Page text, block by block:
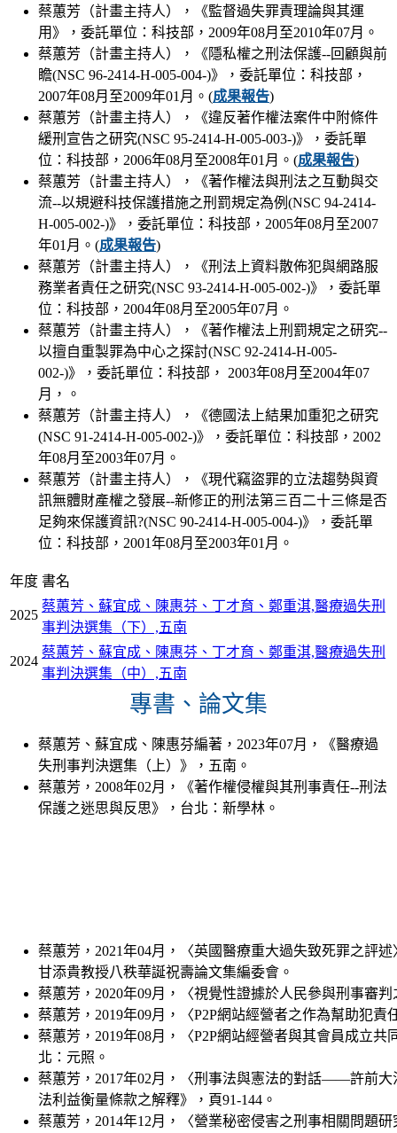
蔡蕙芳（計畫主持人），《監督過失罪責理論與其運
用》，委託單位：科技部，2009年08月至2010年07月。
蔡蕙芳（計畫主持人），《隱私權之刑法保護--回顧與前
瞻(NSC 96-2414-H-005-004-)》，委託單位：科技部，
2007年08月至2009年01月。(成果報告)
蔡蕙芳（計畫主持人），《違反著作權法案件中附條件
緩刑宣告之研究(NSC 95-2414-H-005-003-)》，委託單
位：科技部，2006年08月至2008年01月。(成果報告)
蔡蕙芳（計畫主持人），《著作權法與刑法之互動與交
流--以規避科技保護措施之刑罰規定為例(NSC 94-2414-
H-005-002-)》，委託單位：科技部，2005年08月至2007
年01月。(成果報告)
蔡蕙芳（計畫主持人），《刑法上資料散佈犯與網路服
務業者責任之研究(NSC 93-2414-H-005-002-)》，委託單
位：科技部，2004年08月至2005年07月。
蔡蕙芳（計畫主持人），《著作權法上刑罰規定之研究--
以擅自重製罪為中心之探討(NSC 92-2414-H-005-
002-)》，委託單位：科技部， 2003年08月至2004年07
月，。
蔡蕙芳（計畫主持人），《德國法上結果加重犯之研究
(NSC 91-2414-H-005-002-)》，委託單位：科技部，2002
年08月至2003年07月。
蔡蕙芳（計畫主持人），《現代竊盜罪的立法趨勢與資
訊無體財產權之發展--新修正的刑法第三百二十三條是否
足夠來保護資訊?(NSC 90-2414-H-005-004-)》，委託單
位：科技部，2001年08月至2003年01月。
年度 書名
2025
蔡蕙芳、蘇宜成、陳惠芬、丁才育、鄭重淇,醫療過失刑
事判決選集（下）,五南
2024
蔡蕙芳、蘇宜成、陳惠芬、丁才育、鄭重淇,醫療過失刑
事判決選集（中）,五南
專書、論文集
蔡蕙芳、蘇宜成、陳惠芬編著，2023年07月，《醫療過
失刑事判決選集（上）》，五南。
蔡蕙芳，2008年02月，《著作權侵權與其刑事責任--刑法
保護之迷思與反思》，台北：新學林。
蔡蕙芳，2021年04月，〈英國醫療重大過失致死罪之評
甘添貴教授八秩華誕祝壽論文集編委會。
蔡蕙芳，2020年09月，〈視覺性證據於人民參與刑事審
蔡蕙芳，2019年09月，〈P2P網站經營者之作為幫助犯
蔡蕙芳，2019年08月，〈P2P網站經營者與其會員成立
北：元照。
蔡蕙芳，2017年02月，〈刑事法與憲法的對話——許前
法利益衡量條款之解釋》，頁91-144。
蔡蕙芳，2014年12月，〈營業秘密侵害之刑事相關問題